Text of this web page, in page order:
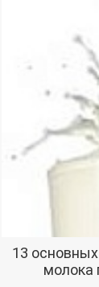
13
молока